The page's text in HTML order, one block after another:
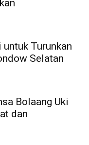
Turunkan
Selatan
Bolaang Uki
dan